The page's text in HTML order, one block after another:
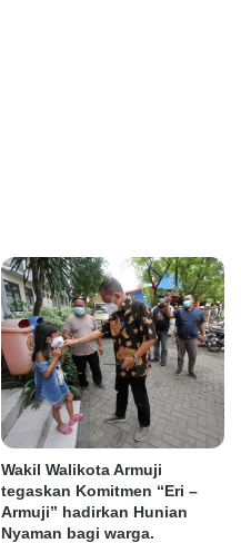
Wakil Walikota Armuji
tegaskan Komitmen “Eri –
Armuji” hadirkan Hunian
Nyaman bagi warga.